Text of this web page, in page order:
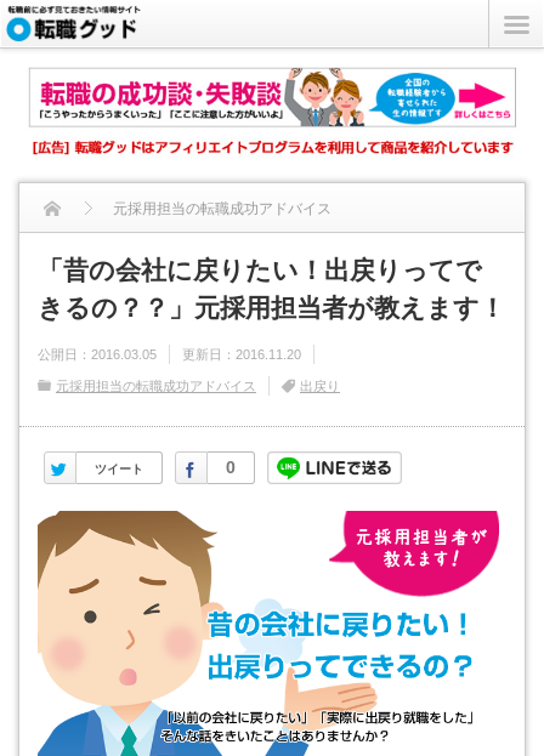
元採用担当の転職成功アドバイス
「昔の会社に戻りたい！出戻りってできるの？？」元採用担当者
が...
「昔の会社に戻りたい！出戻りってで
きるの？？」元採用担当者が教えます！
公開日： 2016.03.05 更新日： 2016.11.20
元採用担当の転職成功アドバイス 出戻り
ツイート
Twitter 0
Facebook